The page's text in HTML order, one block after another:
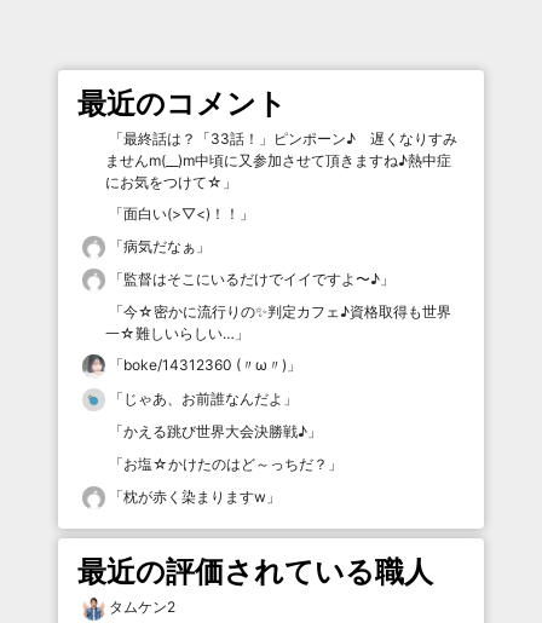
最近のコメント
「最終話は？「33話！」ピンポーン♪ 遅くなりすみ
ませんm(__)m中頃に又参加させて頂きますね♪熱中症
にお気をつけて☆ 」
「面白い(>▽<)！！ 」
「病気だなぁ 」
「監督はそこにいるだけでイイですよ〜♪ 」
「今☆密かに流行りの✨判定カフェ♪資格取得も世界
一☆難しいらしい… 」
「boke/14312360 (〃ω〃) 」
「 じゃあ、お前誰なんだよ 」
「かえる跳び世界大会決勝戦♪ 」
「お塩☆かけたのはど～っちだ？ 」
「枕が赤く染まりますw 」
最近の評価されている職人
タムケン2